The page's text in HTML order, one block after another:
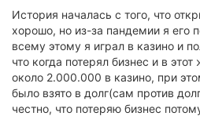
История началась с того, что
хорошо, но из-за пандемии я его
всему этому я играл в казино и
что когда потерял бизнес и в
около 2.000.000 в казино, при
было взято в долг(сам против
честно, что потеряю бизнес